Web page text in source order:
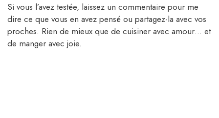
Si vous l’avez testée, laissez un commentaire pour me
dire ce que vous en avez pensé ou partagez-la avec vos
proches. Rien de mieux que de cuisiner avec amour… et
de manger avec joie.